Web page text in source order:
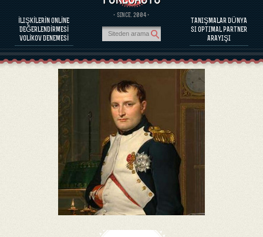
İLIŞKİLERİN ONLİNE
DEĞERLENDİRMESİ
VOLİKOV DENEMESİ
· SINCE. 2004 ·
TANIŞMALAR DÜNYA
SI OPTIMAL PARTNER
ARAYIŞI
PROGRAM HAKKINDA
PARTNERLERIN BAĞDAŞABILIRLIĞINI DEĞERLENDIRINIZ
TAHMINLER VE ÇÖZÜMLEMELER